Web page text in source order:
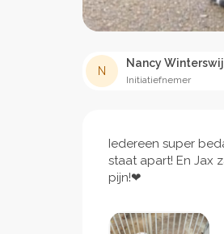
N
Nancy
Initiatiefnemer
Iedereen super
staat apart! En Jax
pijn!❤